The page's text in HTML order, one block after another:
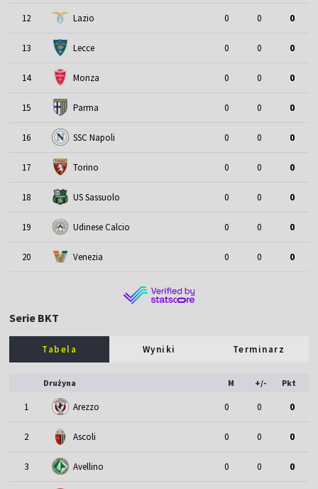
12 Lazio 0 0 0
13 Lecce 0 0 0
14 Monza 0 0 0
15 Parma 0 0 0
16 SSC Napoli 0 0 0
17 Torino 0 0 0
18 US Sassuolo 0 0 0
19 Udinese Calcio 0 0 0
20 Venezia 0 0 0
Serie BKT
Tabela Wyniki Terminarz
Drużyna M +/- Pkt
1 Arezzo 0 0 0
2 Ascoli 0 0 0
3 Avellino 0 0 0